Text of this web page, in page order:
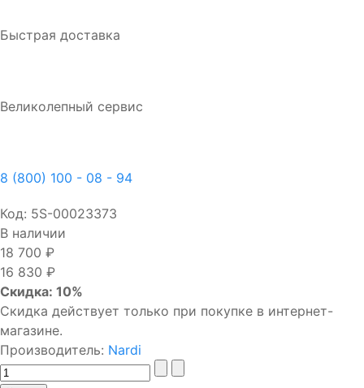
Быстрая доставка
Великолепный сервис
8 (800) 100 - 08 - 94
Код: 5S-00023373
В наличии
18 700 ₽
16 830 ₽
Скидка: 10%
Скидка действует только при покупке в интернет-
магазине.
Производитель: Nardi